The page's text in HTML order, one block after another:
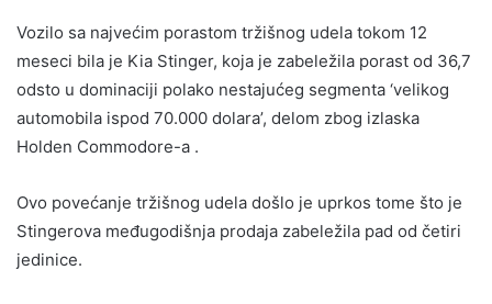
Vozilo sa najvećim porastom tržišnog udela tokom 12
meseci bila je Kia Stinger, koja je zabeležila porast od 36,7
odsto u dominaciji polako nestajućeg segmenta ‘velikog
automobila ispod 70.000 dolara’, delom zbog izlaska
Holden Commodore-a .
Ovo povećanje tržišnog udela došlo je uprkos tome što je
Stingerova međugodišnja prodaja zabeležila pad od četiri
jedinice.